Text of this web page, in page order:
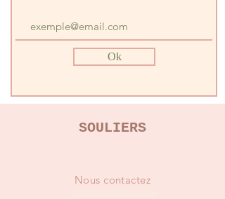
Ok
SOULIERS
Nous contactez